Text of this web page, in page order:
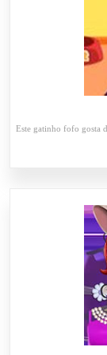
Este gatinho fofo gosta